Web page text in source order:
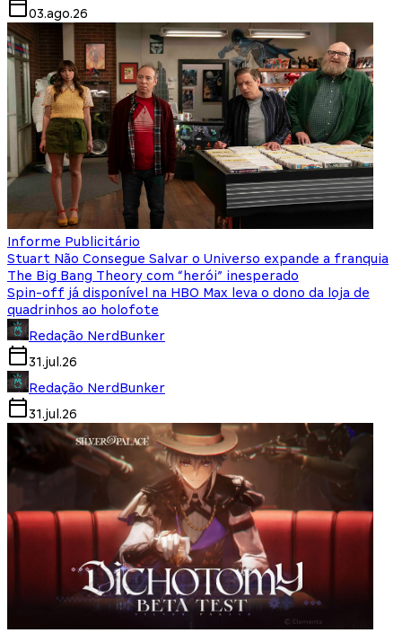
03.ago.26
Informe Publicitário
Stuart Não Consegue Salvar o Universo expande a franquia
The Big Bang Theory com “herói” inesperado
Spin-off já disponível na HBO Max leva o dono da loja de
quadrinhos ao holofote
Redação NerdBunker
31.jul.26
Redação NerdBunker
31.jul.26